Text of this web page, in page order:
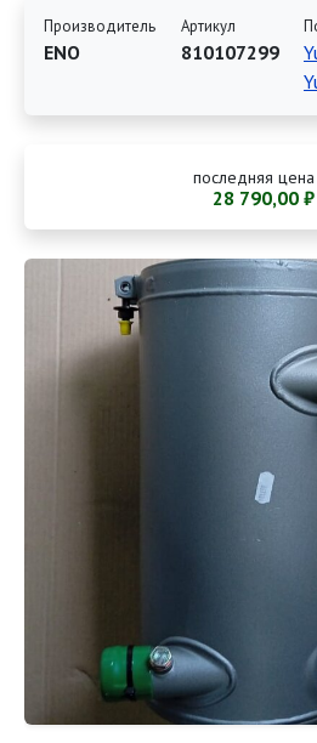
Производитель
ENO
Артикул
810107299
последняя цена
28 790,00 ₽